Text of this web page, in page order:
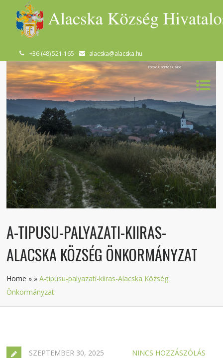
+36 (48) 521-165 alacska@alacska.hu
Fotók: Csontos Csaba
A-TIPUSU-PALYAZATI-KIIRAS-
ALACSKA KÖZSÉG ÖNKORMÁNYZAT
Home » »A-tipusu-palyazati-kiiras-Alacska Község
Önkormányzat
SZEPTEMBER 30, 2025 NINCS HOZZÁSZÓLÁS